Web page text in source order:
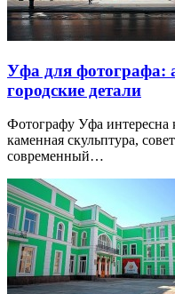
Уфа для фотографа:
городские детали
Фотографу Уфа интересна
каменная скульптура,
современный…